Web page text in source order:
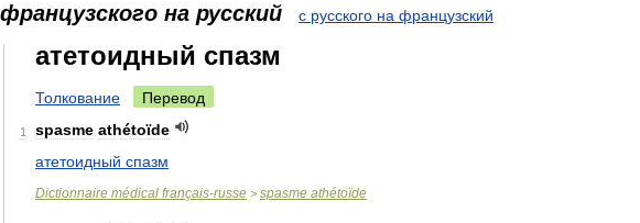
на русский с русского на французский
атетоидный спазм
Толкование Перевод
1 spasme athétoïde
атетоидный спазм
Dictionnaire médical français-russe > spasme athétoïde